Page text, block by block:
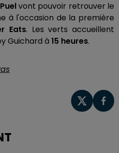
vont pouvoir retrouver le
à l'occasion de la première
Eats. Les verts accueillent
Guichard à 15 heures.